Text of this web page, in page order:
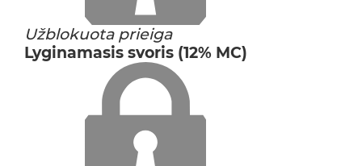
Užblokuota prieiga
Lyginamasis svoris (12% MC)